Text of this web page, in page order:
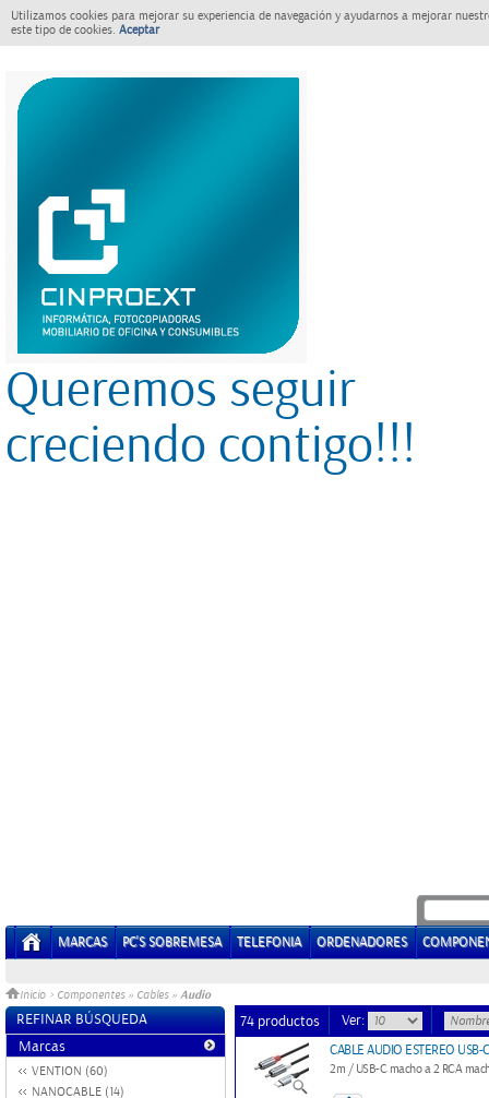
Utilizamos cookies para mejorar su experiencia de navegación y ayudarnos a mejorar
este tipo de cookies. Aceptar
Queremos seguir
creciendo contigo!!!
MARCAS PC'S SOBREMESA TELEFONIA ORDENADORES
Inicio > Componentes » Cables » Audio
REFINAR BÚSQUEDA
Marcas
VENTION (60)
NANOCABLE (14)
74 productos Ver:
CABLE AUDIO ESTEREO
2m / USB-C macho a 2 RCA